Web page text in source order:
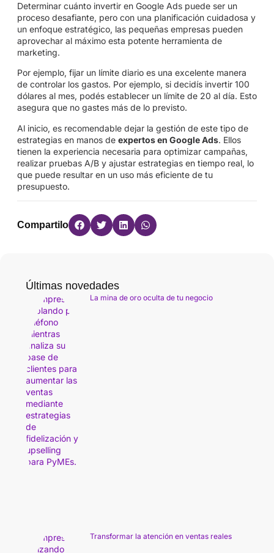
Determinar cuánto invertir en Google Ads puede ser un
proceso desafiante, pero con una planificación cuidadosa y
un enfoque estratégico, las pequeñas empresas pueden
aprovechar al máximo esta potente herramienta de
marketing.
Por ejemplo, fijar un límite diario es una excelente manera
de controlar los gastos. Por ejemplo, si decidís invertir 100
dólares al mes, podés establecer un límite de 20 al día. Esto
asegura que no gastes más de lo previsto.
Al inicio, es recomendable dejar la gestión de este tipo de
estrategias en manos de expertos en Google Ads. Ellos
tienen la experiencia necesaria para optimizar campañas,
realizar pruebas A/B y ajustar estrategias en tiempo real, lo
que puede resultar en un uso más eficiente de tu
presupuesto.
Compartilo
Últimas novedades
La mina de oro oculta de tu negocio
Transformar la atención en ventas reales